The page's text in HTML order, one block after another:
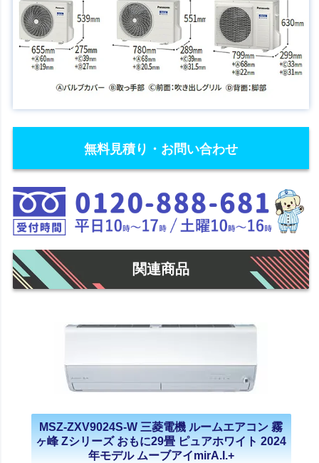
無料見積り・お問い合わせ
関連商品
MSZ-ZXV9024S-W 三菱電機 ルームエアコン 霧
ヶ峰 Zシリーズ おもに29畳 ピュアホワイト 2024
年モデル ムーブアイmirA.I.+